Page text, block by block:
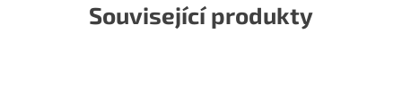
Související produkty